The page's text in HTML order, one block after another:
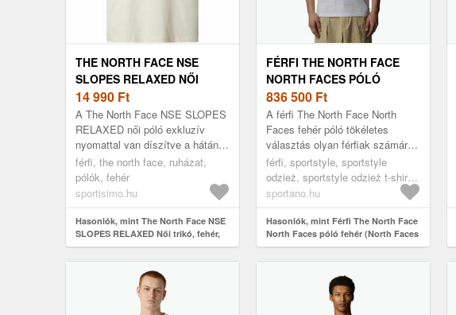
THE NORTH FACE NSE
SLOPES RELAXED NŐI
TRIKÓ, FEHÉR, MÉRET
14 990 Ft
A The North Face NSE SLOPES
RELAXED női póló exkluzív
nyomattal van díszítve a hátán,
amit vízalapú és struktúrált
nyomtatási technikák
kombinációj...
férfi, the north face, ruházat,
pólók, fehér
sportisimo.hu
Hasonlók, mint The North Face NSE
SLOPES RELAXED Női trikó, fehér,
méret
FÉRFI THE NORTH FACE
NORTH FACES PÓLÓ
FEHÉR (NORTH FACES
NF0A87NUFN41)
836 500 Ft
A férfi The North Face North
Faces fehér póló tökéletes
választás olyan férfiak számára,
akik értékelik a kényelmet és a
stílust a mindennapokban. ...
férfi, sportstyle, sportstyle
odzież, sportstyle odzież t-shirt,
fehér
sportano.hu
Hasonlók, mint Férfi The North Face
North Faces póló fehér (North Faces
NF0A87NUFN41)